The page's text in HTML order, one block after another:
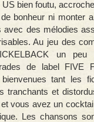
US bien foutu,
bonheur ni monter
avec des mélodies
Au jeu des
un peu
de label FIVE
tant les
tranchants et
vous avez un
Les chansons